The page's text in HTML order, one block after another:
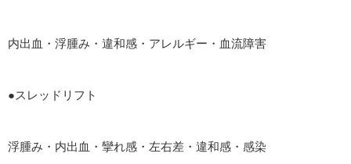
内出血・浮腫み・違和感・アレルギー・血流障害
●スレッドリフト
浮腫み・内出血・攣れ感・左右差・違和感・感染